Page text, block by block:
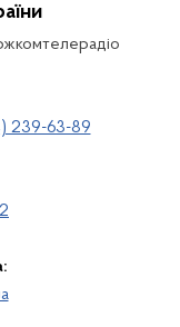
239-63-89